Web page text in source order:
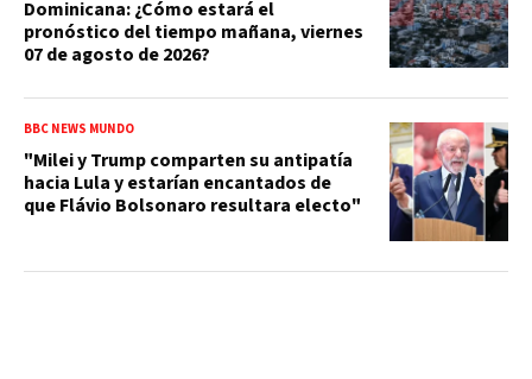
Dominicana: ¿Cómo estará el
pronóstico del tiempo mañana, viernes
07 de agosto de 2026?
BBC NEWS MUNDO
"Milei y Trump comparten su antipatía
hacia Lula y estarían encantados de
que Flávio Bolsonaro resultara electo"